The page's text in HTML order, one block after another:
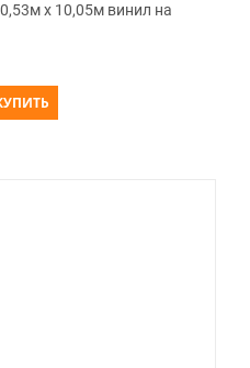
x 10,05м винил на